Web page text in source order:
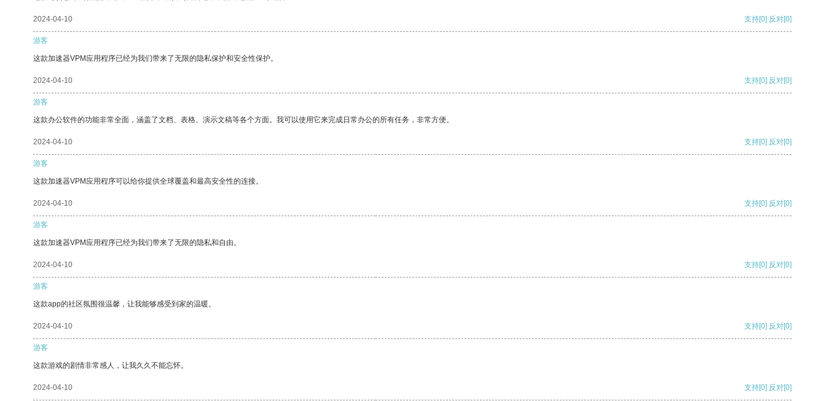
2024-04-10 支持[0] 反对[0]
游客
这款加速器VPM应用程序已经为我们带来了无限的隐私保护和安全性保护。
2024-04-10 支持[0] 反对[0]
游客
这款办公软件的功能非常全面，涵盖了文档、表格、演示文稿等各个方面。我可以使用它来完成日常办公的所有任务，非常方便。
2024-04-10 支持[0] 反对[0]
游客
这款加速器VPM应用程序可以给你提供全球覆盖和最高安全性的连接。
2024-04-10 支持[0] 反对[0]
游客
这款加速器VPM应用程序已经为我们带来了无限的隐私和自由。
2024-04-10 支持[0] 反对[0]
游客
这款app的社区氛围很温馨，让我能够感受到家的温暖。
2024-04-10 支持[0] 反对[0]
游客
这款游戏的剧情非常感人，让我久久不能忘怀。
2024-04-10 支持[0] 反对[0]